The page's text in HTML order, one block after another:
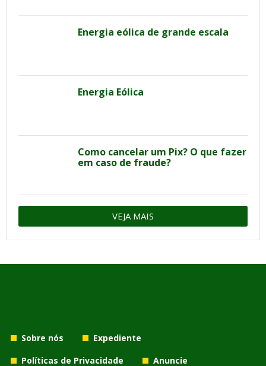
Energia eólica de grande escala
Energia Eólica
Como cancelar um Pix? O que fazer
em caso de fraude?
VEJA MAIS
Sobre nós
Expediente
Políticas de Privacidade
Anuncie